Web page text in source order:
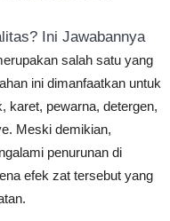
Ini Jawabannya
salah satu yang
ini dimanfaatkan untuk
karet, pewarna, detergen,
Meski demikian,
penurunan di
efek zat tersebut yang